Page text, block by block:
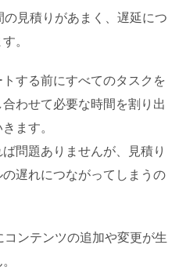
見積りがあまく、遅延につ
。
する前にすべてのタスクを
わせて必要な時間を割り出
ます。
問題ありませんが、見積り
遅れにつながってしまうの
ンテンツの追加や変更が生